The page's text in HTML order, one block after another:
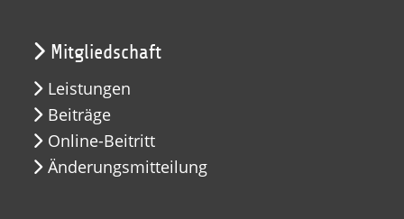
Mitgliedschaft
Leistungen
Beiträge
Online-Beitritt
Änderungsmitteilung